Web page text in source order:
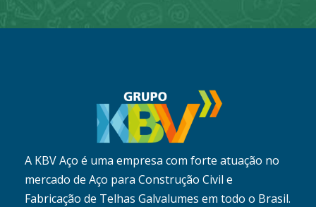
A KBV Aço é uma empresa com forte atuação no
mercado de Aço para Construção Civil e
Fabricação de Telhas Galvalumes em todo o Brasil.